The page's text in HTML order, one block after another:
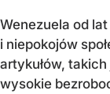
Wenezuela od
i niepokojów
artykułów,
wysokie